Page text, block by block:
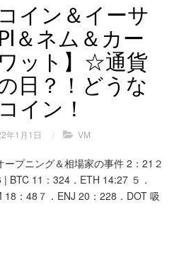
イン＆イーサ
＆ネム＆カー
ット】☆通貨
日？！どうな
イン！
年1月1日 / VM
ープニング＆相場家の事件 2：21２
BTC 11：324．ETH 14:27 ５．
18：48７．ENJ 20：228．DOT 吸